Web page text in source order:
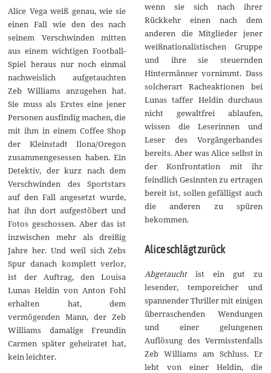
Alice Vega weiß genau, wie sie
einen Fall wie den des nach
seinem Verschwinden mitten
aus einem wichtigen Football-
Spiel heraus nur noch einmal
nachweislich aufgetauchten
Zeb Williams anzugehen hat.
Sie muss als Erstes eine jener
Personen ausfindig machen, die
mit ihm in einem Coffee Shop
der Kleinstadt Ilona/Oregon
zusammengesessen haben. Ein
Detektiv, der kurz nach dem
Verschwinden des Sportstars
auf den Fall angesetzt wurde,
hat ihn dort aufgestöbert und
Fotos geschossen. Aber das ist
inzwischen mehr als dreißig
Jahre her. Und weil sich Zebs
Spur danach komplett verlor,
ist der Auftrag, den Louisa
Lunas Heldin von Anton Fohl
erhalten hat, dem
vermögenden Mann, der Zeb
Williams damalige Freundin
Carmen später geheiratet hat,
kein leichter.
wenn sie sich nach ihrer
Rückkehr einen nach dem
anderen die Mitglieder jener
weißnationalistischen Gruppe
und ihre sie steuernden
Hintermänner vornimmt. Dass
solcherart Racheaktionen bei
Lunas taffer Heldin durchaus
nicht gewaltfrei ablaufen,
wissen die Leserinnen und
Leser des Vorgängerbandes
bereits. Aber was Alice selbst in
der Konfrontation mit ihr
feindlich Gesinnten zu ertragen
bereit ist, sollen gefälligst auch
die anderen zu spüren
bekommen.
Alice schlägt zurück
Abgetauchtist ein gut zu
lesender, temporeicher und
spannender Thriller mit einigen
überraschenden Wendungen
und einer gelungenen
Auflösung des Vermisstenfalls
Zeb Williams am Schluss. Er
lebt von einer Heldin, die